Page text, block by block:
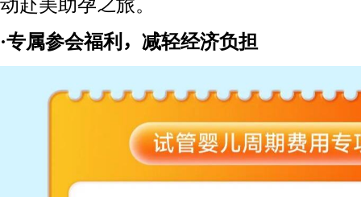
动赴美助孕之旅。
·专属参会福利，减轻经济负担